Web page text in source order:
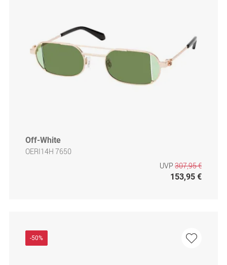
Off-White
OERI14H 7650
UVP 307,95 €
153,95 €
-50%